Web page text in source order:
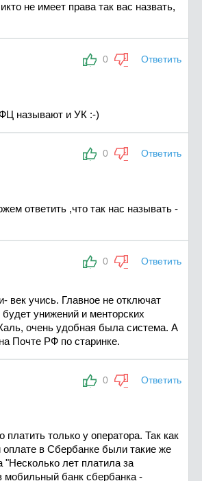
не имеет права так вас назвать,
0 Ответить
называют и УК :-)
0 Ответить
ответить ,что так нас называть -
0 Ответить
век учись. Главное не отключат
унижений и менторских
очень удобная была система. А
Почте РФ по старинке.
0 Ответить
платить только у оператора. Так как
в Сбербанке были такие же
лет платила за
мобильный банк сбербанка -